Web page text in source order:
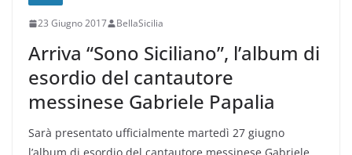
23 Giugno 2017 BellaSicilia
Arriva “Sono Siciliano”, l’album di
esordio del cantautore
messinese Gabriele Papalia
Sarà presentato ufficialmente martedì 27 giugno